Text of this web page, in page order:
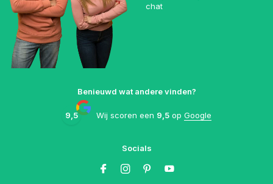
chat
Benieuwd wat andere vinden?
9,5 Wij scoren een 9,5 op Google
Socials